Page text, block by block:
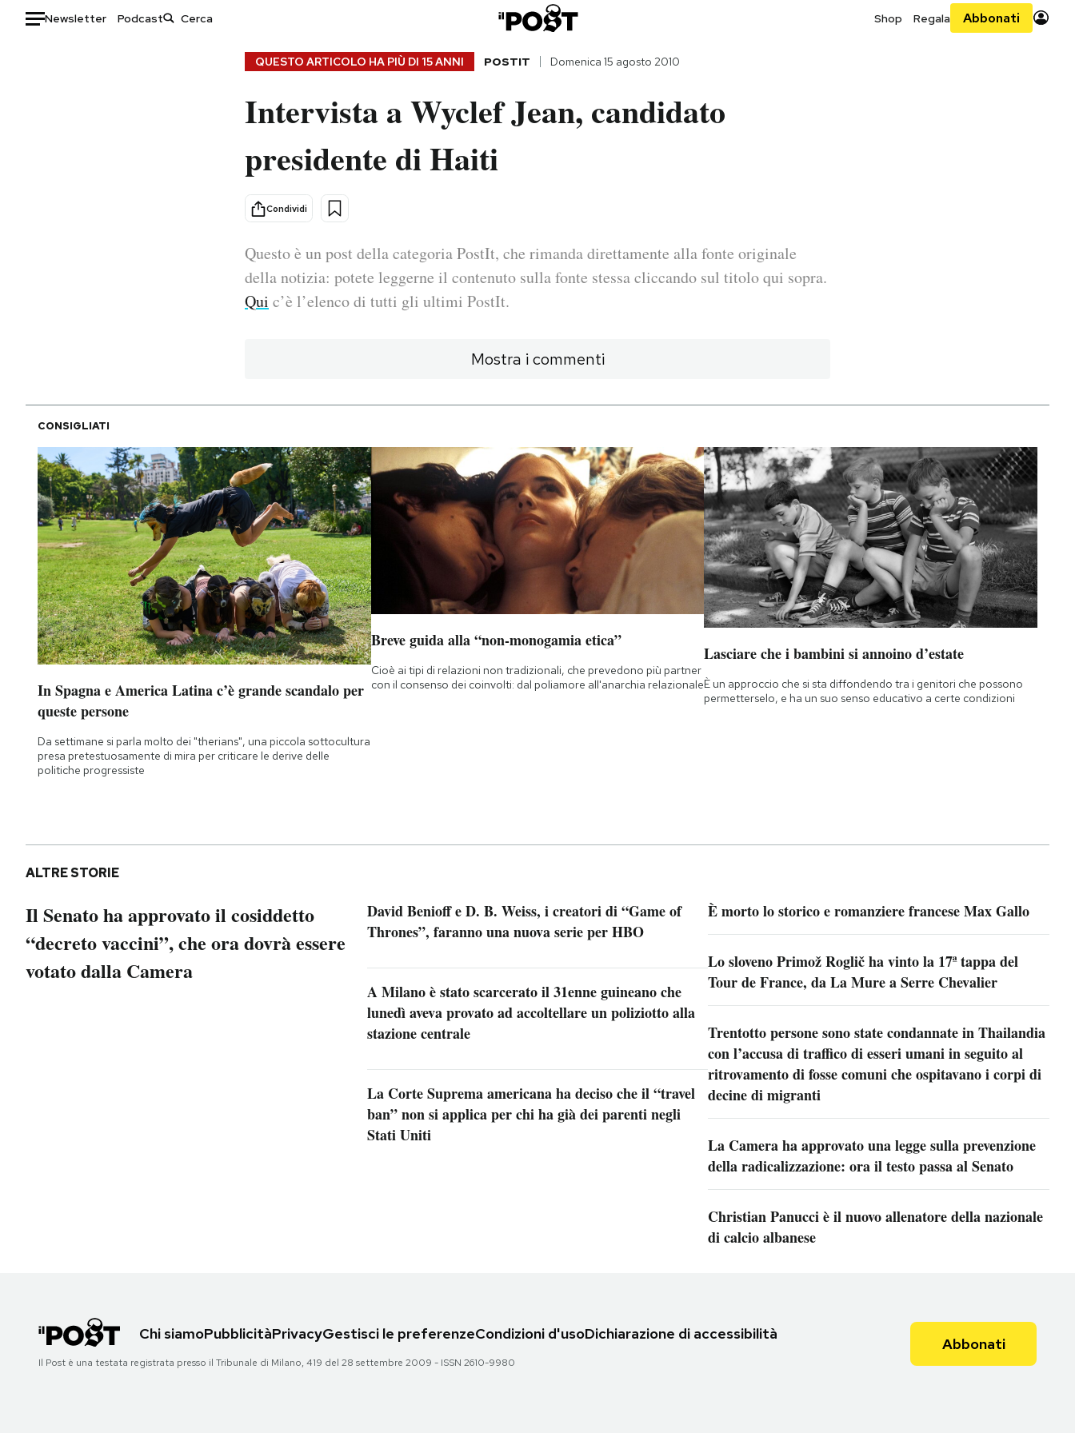
Newsletter Podcast Shop Regala Abbonati
Consumismi
Storie/Idee
Ok Boomer!
Altrecose
I MIEI PREFERITI
SHOP
CALENDARIO
AREA PERSONALE
Area Personale
Newsletter
Regala il Post
Hai bisogno di aiuto?
QUESTO ARTICOLO HA PIÙ DI 15 ANNI POSTIT Domenica 15 agosto 2010
Intervista a Wyclef Jean, candidato
presidente di Haiti
Condividi
Questo è un post della categoria PostIt, che rimanda direttamente alla fonte originale
della notizia: potete leggerne il contenuto sulla fonte stessa cliccando sul titolo qui sopra.
Qui c’è l’elenco di tutti gli ultimi PostIt.
Mostra i commenti
CONSIGLIATI
In Spagna e America Latina c’è grande scandalo per
queste persone
Da settimane si parla molto dei "therians", una piccola sottocultura
presa pretestuosamente di mira per criticare le derive delle
politiche progressiste
Breve guida alla “non-monogamia etica”
Cioè ai tipi di relazioni non tradizionali, che prevedono più partner
con il consenso dei coinvolti: dal poliamore all'anarchia relazionale
Lasciare che i bambini si annoino d’estate
È un approccio che si sta diffondendo tra i genitori che possono
permetterselo, e ha un suo senso educativo a certe condizioni
ALTRE STORIE
Il Senato ha approvato il cosiddetto
“decreto vaccini”, che ora dovrà essere
votato dalla Camera
David Benioff e D. B. Weiss, i creatori di “Game of
Thrones”, faranno una nuova serie per HBO
A Milano è stato scarcerato il 31enne guineano che
lunedì aveva provato ad accoltellare un poliziotto alla
stazione centrale
La Corte Suprema americana ha deciso che il “travel
ban” non si applica per chi ha già dei parenti negli
Stati Uniti
È morto lo storico e romanziere francese Max Gallo
Lo sloveno Primož Roglič ha vinto la 17ª tappa del
Tour de France, da La Mure a Serre Chevalier
Trentotto persone sono state condannate in Thailandia
con l’accusa di traffico di esseri umani in seguito al
ritrovamento di fosse comuni che ospitavano i corpi di
decine di migranti
La Camera ha approvato una legge sulla prevenzione
della radicalizzazione: ora il testo passa al Senato
Christian Panucci è il nuovo allenatore della nazionale
di calcio albanese
Chi siamoPubblicitàPrivacyGestisci le preferenzeCondizioni d'usoDichiarazione di accessibilità
Il Post è una testata registrata presso il Tribunale di Milano, 419 del 28 settembre 2009 - ISSN 2610-9980
Abbonati